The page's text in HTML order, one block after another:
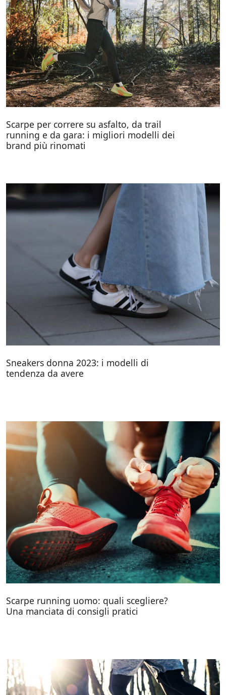
Scarpe per correre su asfalto, da trail
running e da gara: i migliori modelli dei
brand più rinomati
Sneakers donna 2023: i modelli di
tendenza da avere
Scarpe running uomo: quali scegliere?
Una manciata di consigli pratici